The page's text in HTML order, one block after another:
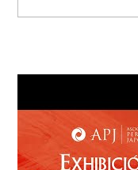
Centro
Teatro